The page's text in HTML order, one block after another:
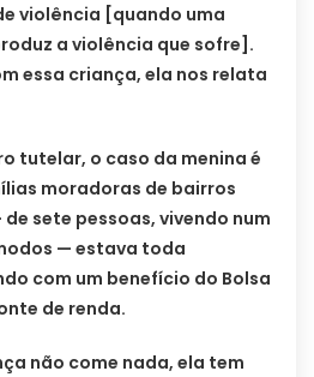
violência [quando uma
a violência que sofre].
essa criança, ela nos relata
tutelar, o caso da menina é
moradoras de bairros
sete pessoas, vivendo num
— estava toda
com um benefício do Bolsa
de renda.
não come nada, ela tem